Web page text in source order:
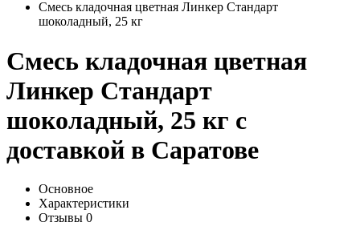
Смесь кладочная цветная Линкер Стандарт
шоколадный, 25 кг
Смесь кладочная цветная
Линкер Стандарт
шоколадный, 25 кг с
доставкой в Саратове
Основное
Характеристики
Отзывы 0